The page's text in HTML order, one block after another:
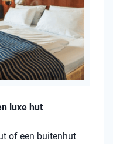
luxe hut
of een buitenhut